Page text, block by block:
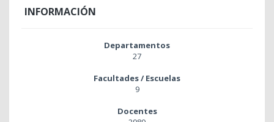
INFORMACIÓN
Departamentos
27
Facultades / Escuelas
9
Docentes